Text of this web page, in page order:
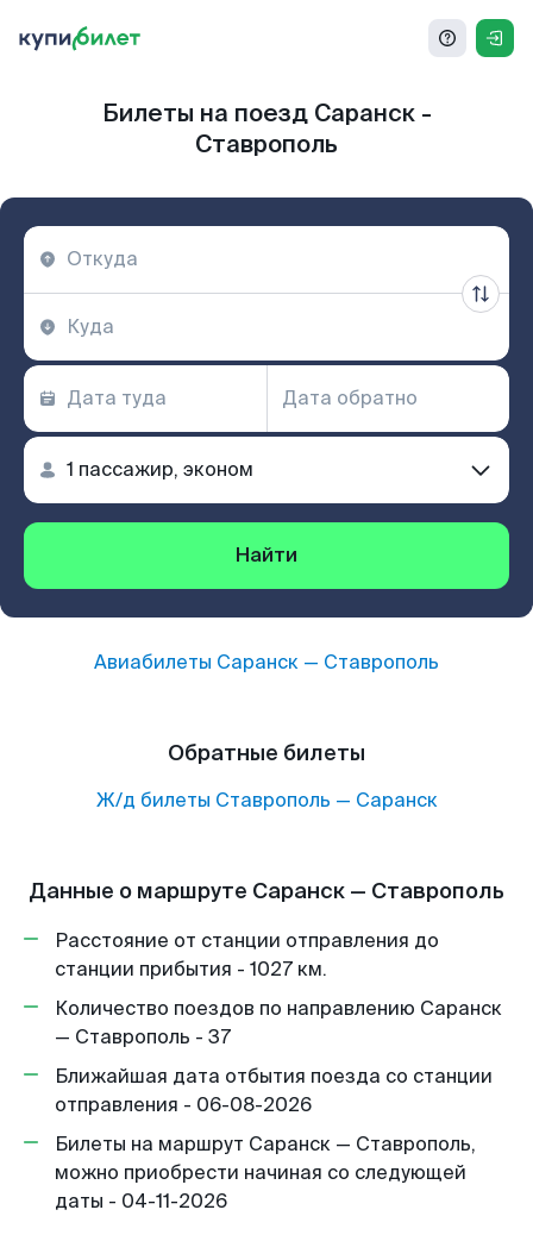
Билеты на поезд Саранск -
Ставрополь
Найти
Авиабилеты Саранск — Ставрополь
Обратные билеты
Ж/д билеты Ставрополь — Саранск
Данные о маршруте Саранск — Ставрополь
Расстояние от станции отправления до
станции прибытия - 1027 км.
Количество поездов по направлению Саранск
— Ставрополь - 37
Ближайшая дата отбытия поезда со станции
отправления - 06-08-2026
Билеты на маршрут Саранск — Ставрополь,
можно приобрести начиная со следующей
даты - 04-11-2026